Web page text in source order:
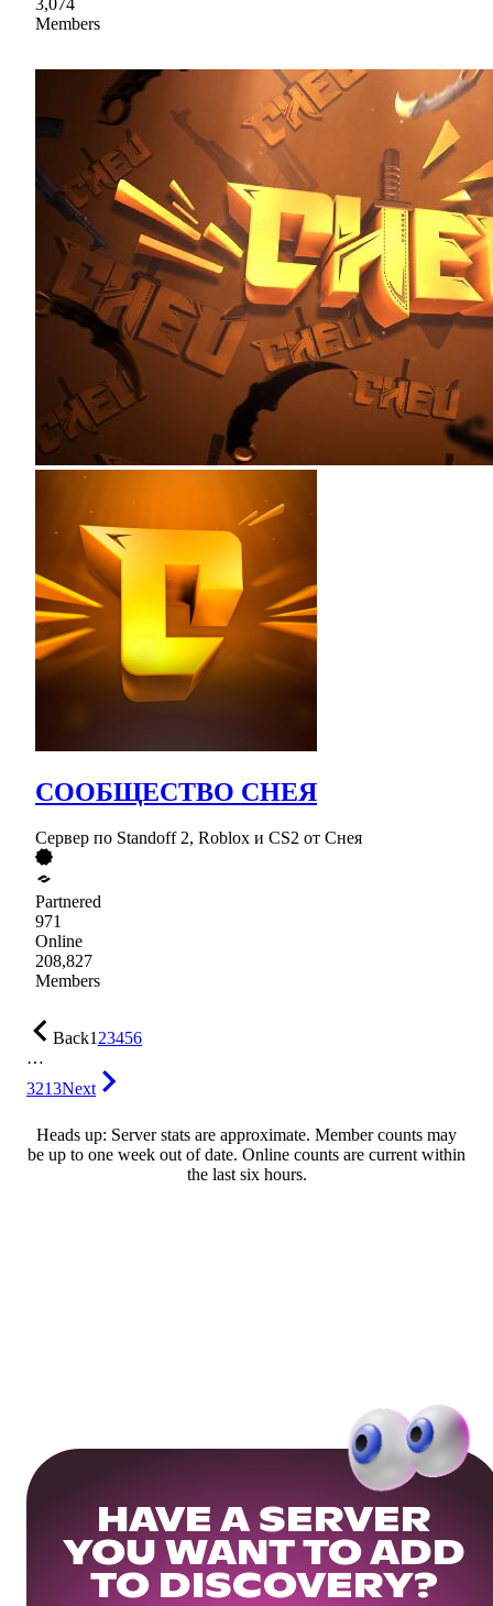
Members
СООБЩЕСТВО СНЕЯ
Сервер по Standoff 2, Roblox и CS2 от Снея
Partnered
971
Online
208,827
Members
Back123456
…
3213Next
Heads up: Server stats are approximate. Member counts may
be up to one week out of date. Online counts are current within
the last six hours.
HAVE A SERVER
YOU WANT TO ADD
TO DISCOVERY?